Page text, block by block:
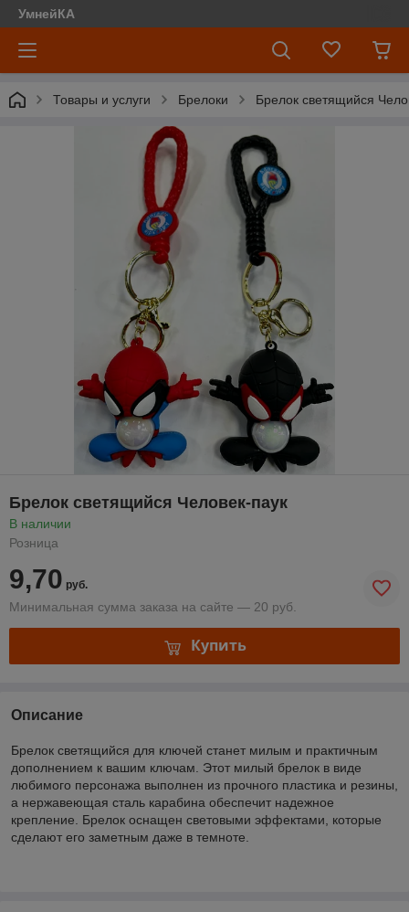
УмнейКА
Товары и услуги Брелоки Брелок светящийся
Брелок светящийся Человек-паук
В наличии
Розница
9,70 руб.
Минимальная сумма заказа на сайте — 20 руб.
Купить
Описание
Брелок светящийся для ключей станет милым и практичным
дополнением к вашим ключам. Этот милый брелок в виде
любимого персонажа выполнен из прочного пластика и резины,
а нержавеющая сталь карабина обеспечит надежное
крепление. Брелок оснащен световыми эффектами, которые
сделают его заметным даже в темноте.